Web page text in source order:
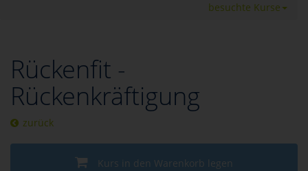
besuchte Kurse
Rückenfit -
Rückenkräftigung
zurück
Kurs in den Warenkorb legen